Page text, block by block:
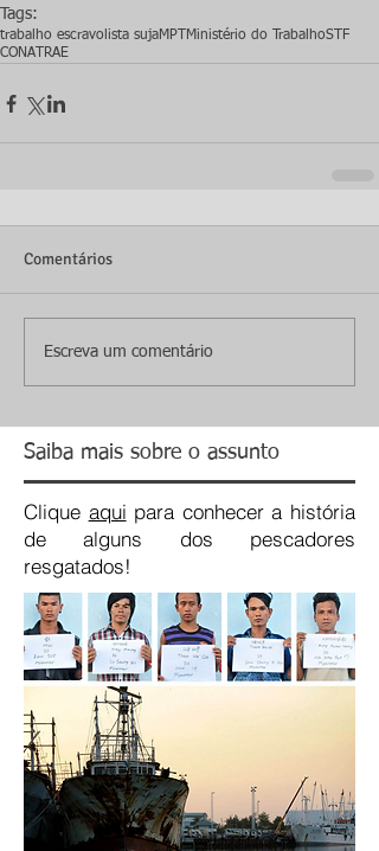
Tags:
trabalho escravo lista sujaMPT Ministério do TrabalhoSTF
CONATRAE
Comentários
Escreva um comentário
Saiba mais sobre o assunto
Clique aqui para conhecer a história
de alguns dos pescadores
resgatados!